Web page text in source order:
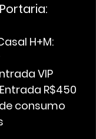
H+M:
VIP
Entrada R$450
consumo